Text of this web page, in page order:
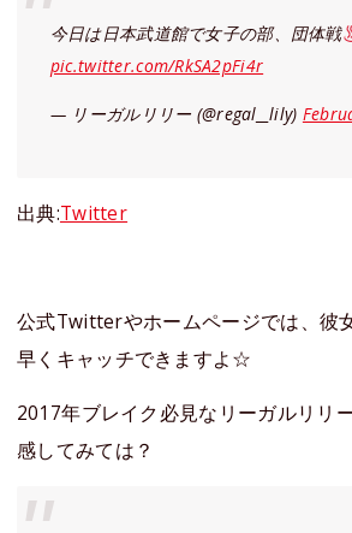
今日は日本武道館で女子の部、団体戦
pic.twitter.com/RkSA2pFi4r
— リーガルリリー (@regal__lily)
出典:Twitter
公式Twitterやホームページでは、彼
早くキャッチできますよ☆
2017年ブレイク必見なリーガルリリ
感してみては？